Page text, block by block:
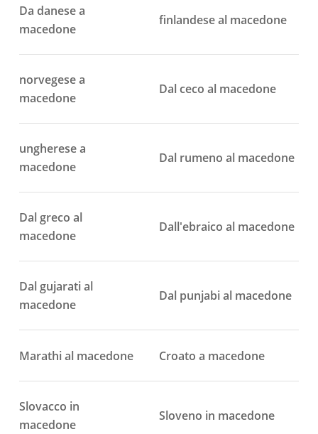
Da danese a
macedone
finlandese al macedone
norvegese a
macedone
Dal ceco al macedone
ungherese a
macedone
Dal rumeno al macedone
Dal greco al
macedone
Dall'ebraico al macedone
Dal gujarati al
macedone
Dal punjabi al macedone
Marathi al macedone Croato a macedone
Slovacco in
macedone
Sloveno in macedone